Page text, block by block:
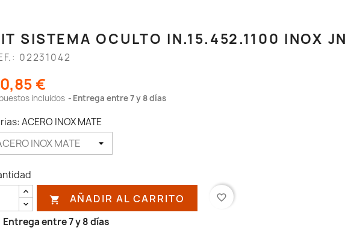
SISTEMA OCULTO IN.15.452.1100 INOX
02231042
€
incluidos Entrega entre 7 y 8 días
ACERO INOX MATE
 AÑADIR AL CARRITO favorite_border
Entrega entre 7 y 8 días